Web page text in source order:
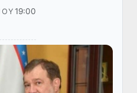
19:00